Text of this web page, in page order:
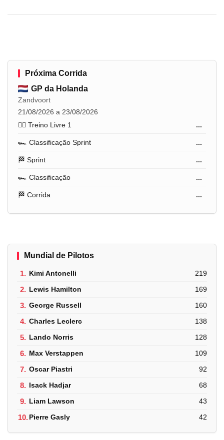
Próxima Corrida
GP da Holanda
Zandvoort
21/08/2026 a 23/08/2026
🏋️‍♂️ Treino Livre 1
...
🏎️ Classificação Sprint ...
🏁 Sprint ...
🏎️ Classificação ...
🏁 Corrida ...
Mundial de Pilotos
1. Kimi Antonelli 219
2. Lewis Hamilton 169
3. George Russell 160
4. Charles Leclerc 138
5. Lando Norris 128
6. Max Verstappen 109
7. Oscar Piastri 92
8. Isack Hadjar 68
9. Liam Lawson 43
10.Pierre Gasly 42